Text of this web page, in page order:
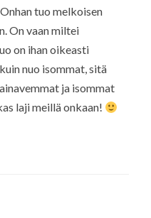
Onhan tuo melkoisen
On vaan miltei
on ihan oikeasti
nuo isommat, sitä
ja isommat
laji meillä onkaan!